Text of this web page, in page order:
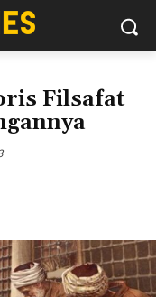
Filsafat